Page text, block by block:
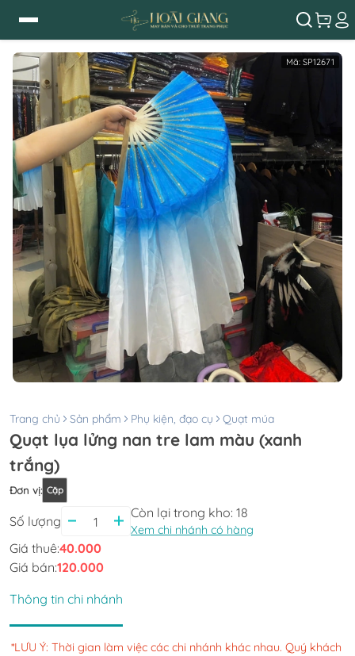
Mã: SP12671
Trang chủ Sản phẩm Phụ kiện, đạo cụ Quạt múa
Quạt lụa lửng nan tre lam màu (xanh
trắng)
Đơn vị: Cặp
Số lượng
Còn lại trong kho: 18
Xem chi nhánh có hàng
Giá thuê:40.000
Giá bán:120.000
Thông tin chi nhánh
*LƯU Ý: Thời gian làm việc các chi nhánh khác nhau. Quý khách